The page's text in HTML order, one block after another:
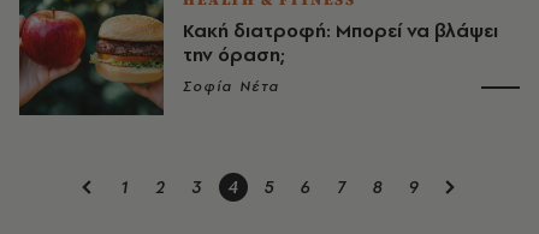
Κακή διατροφή: Μπορεί να βλάψει
την όραση;
Σοφία Νέτα
1 2 3 4 5 6 7 8 9